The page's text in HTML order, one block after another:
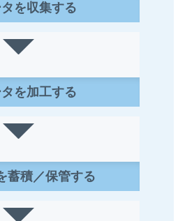
を収集する
を加工する
蓄積／保管する